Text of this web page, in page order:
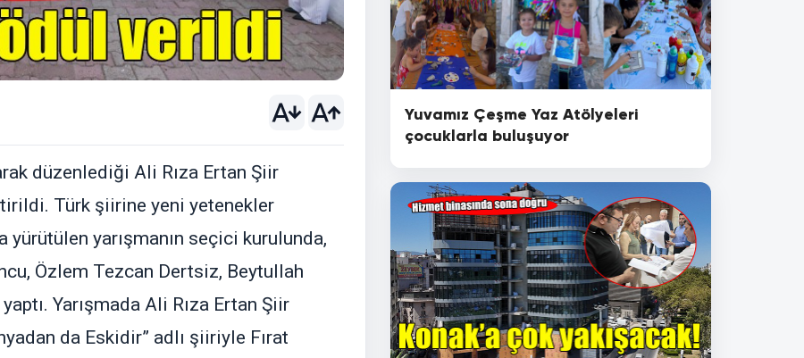
düzenlediği Ali Rıza Ertan Şiir
Türk şiirine yeni yetenekler
yürütülen yarışmanın seçici kurulunda,
Özlem Tezcan Dertsiz, Beytullah
Yarışmada Ali Rıza Ertan Şiir
da Eskidir” adlı şiiriyle Fırat
Yuvamız Çeşme Yaz Atölyeleri
çocuklarla buluşuyor